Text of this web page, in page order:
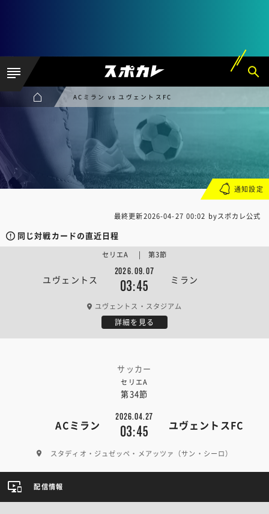
ACミラン vs ユヴェントスFC
最終更新2026-04-27 00:02 byスポカレ公式
同じ対戦カードの直近日程
ユヴェントス
2026.09.07
03:45 ミラン
セリエA | 第3節
ユヴェントス・スタジアム
詳細を見る
サッカー
セリエA
第34節
ACミラン
2026.04.27
03:45 ユヴェントスFC
スタディオ・ジュゼッペ・メアッツァ（サン・シーロ）
通知設定
配信情報